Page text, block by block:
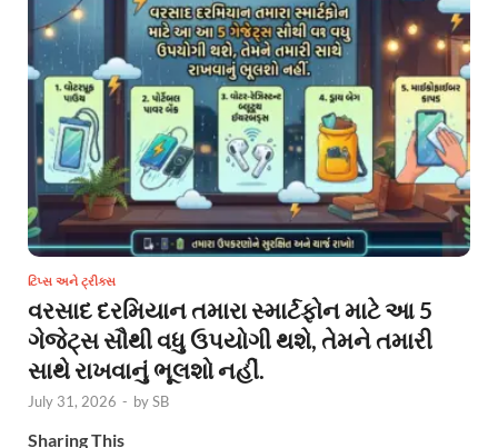
ટિપ્સ અને ટ્રીક્સ
વરસાદ દરમિયાન તમારા સ્માર્ટફોન માટે આ 5
ગેજેટ્સ સૌથી વધુ ઉપયોગી થશે, તેમને તમારી
સાથે રાખવાનું ભૂલશો નહીં.
July 31, 2026 - bySB
Sharing This